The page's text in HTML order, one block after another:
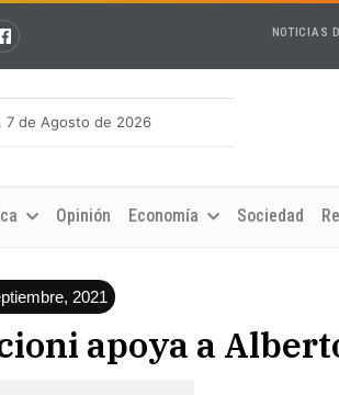
NOTICIAS
, 7 de Agosto de 2026
Opinión Economía Sociedad
2021
apoya a